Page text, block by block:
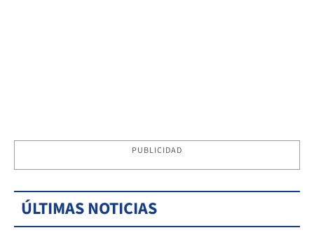
PUBLICIDAD
ÚLTIMAS NOTICIAS